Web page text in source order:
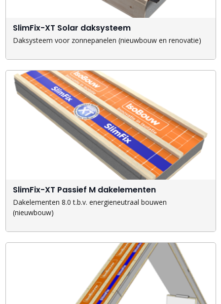
SlimFix-XT Solar daksysteem
Daksysteem voor zonnepanelen (nieuwbouw en renovatie)
SlimFix-XT Passief M dakelementen
Dakelementen 8.0 t.b.v. energieneutraal bouwen
(nieuwbouw)